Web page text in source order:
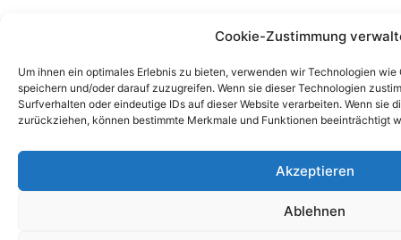
Cookie-Zustimmung
Um ihnen ein optimales Erlebnis zu bieten, verwenden wir Technologien
speichern und/oder darauf zuzugreifen. Wenn sie dieser Technologien
Surfverhalten oder eindeutige IDs auf dieser Website verarbeiten. Wenn sie
zurückziehen, können bestimmte Merkmale und Funktionen beeinträchtigt
Akzeptieren
Ablehnen